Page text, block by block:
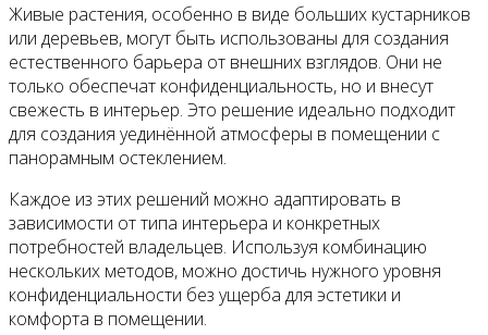
Живые растения, особенно в виде больших кустарников
или деревьев, могут быть использованы для создания
естественного барьера от внешних взглядов. Они не
только обеспечат конфиденциальность, но и внесут
свежесть в интерьер. Это решение идеально подходит
для создания уединённой атмосферы в помещении с
панорамным остеклением.
Каждое из этих решений можно адаптировать в
зависимости от типа интерьера и конкретных
потребностей владельцев. Используя комбинацию
нескольких методов, можно достичь нужного уровня
конфиденциальности без ущерба для эстетики и
комфорта в помещении.